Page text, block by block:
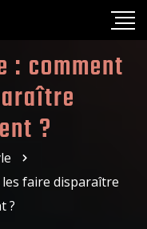
: comment
?
faire disparaître
?